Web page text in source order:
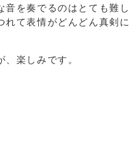
音を奏でるのはとても難し
れて表情がどんどん真剣に
楽しみです。